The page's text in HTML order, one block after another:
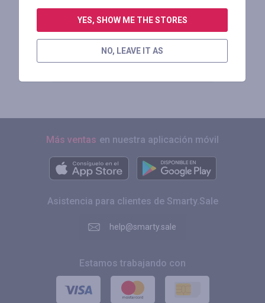
RECIBA UN REEMBOLSO
DE HASTA EL 50 % POR
Más ventas en nuestra aplicación móvil
Asistencia para clientes de Smarty.Sale
help@smarty.sale
Estamos trabajando con
YES, SHOW ME THE STORES
NO, LEAVE IT AS